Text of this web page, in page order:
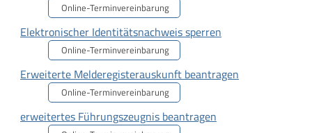
Online-Terminvereinbarung
Elektronischer Identitätsnachweis sperren
Online-Terminvereinbarung
Erweiterte Melderegisterauskunft beantragen
Online-Terminvereinbarung
erweitertes Führungszeugnis beantragen